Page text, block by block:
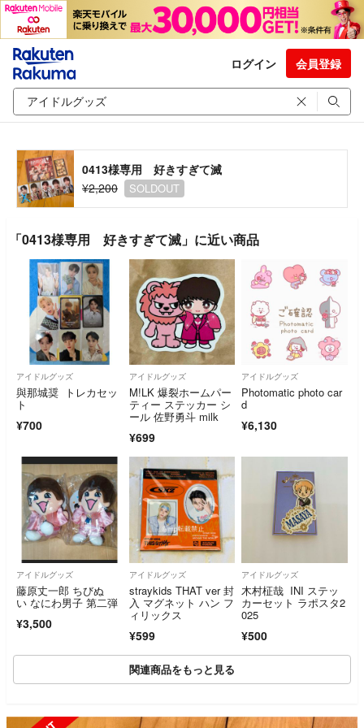
ログイン 会員登録
0413様専用 好きすぎて滅
¥2,200
SOLDOUT
「0413様専用 好きすぎて滅」に近い商品
アイドルグッズ
與那城奨 トレカセッ
ト
¥700
アイドルグッズ
M!LK 爆裂ホームパー
ティー ステッカー シ
ール 佐野勇斗 milk
¥699
アイドルグッズ
Photomatic photo car
d
¥6,130
アイドルグッズ
藤原丈一郎 ちびぬ
い なにわ男子 第二弾
¥3,500
アイドルグッズ
straykids THAT ver 封
入 マグネット ハン フ
ィリックス
¥599
アイドルグッズ
木村柾哉 INI ステッ
カーセット ラポスタ2
025
¥500
関連商品をもっと見る